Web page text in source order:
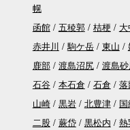
幌
函館
五稜郭 桔梗
赤井川
駒ケ岳 東山
鹿部
渡島沼尻 渡島
石谷
本石倉 石倉
山崎
黒岩 北豊津
二股
蕨岱 黒松内